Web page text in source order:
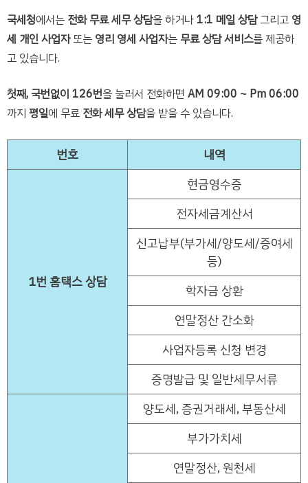
국세청에서는 전화 무료 세무 상담을 하거나1:1 메일 상담그리고 영
세 개인 사업자또는 영리 영세 사업자는 무료 상담 서비스를 제공하
고 있습니다.
첫째, 국번없이 126번을 눌러서 전화하면 AM 09:00 ~ Pm 06:00
까지 평일에 무료 전화 세무 상담을 받을 수 있습니다.
번호 내역
1번 홈택스 상담
현금영수증
전자세금계산서
신고납부(부가세/양도세/증여세
등)
학자금 상환
연말정산 간소화
사업자등록 신청 변경
증명발급 및 일반세무서류
양도세, 증권거래세, 부동산세
부가가치세
연말정산, 원천세